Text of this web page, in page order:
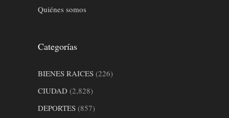
Quiénes somos
Categorías
BIENES RAICES (226)
CIUDAD (2,828)
DEPORTES (857)